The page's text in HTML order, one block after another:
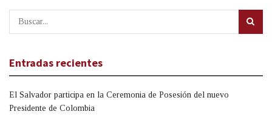
Entradas recientes
El Salvador participa en la Ceremonia de Posesión del nuevo
Presidente de Colombia